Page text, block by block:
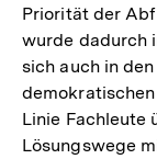
Priorität der
wurde dadurch
sich auch in
Linie Fachleute
Lösungswege